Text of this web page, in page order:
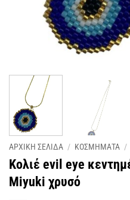
ΑΡΧΙΚΗ ΣΕΛΙΔΑ / ΚΟΣΜΗΜΑΤΑ /
Κολιέ evil eye
Miyuki χρυσό